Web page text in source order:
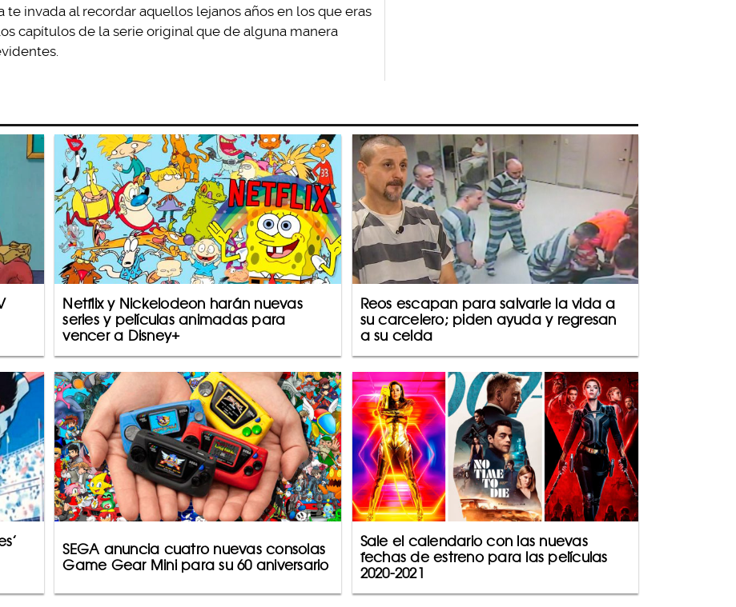
invada al recordar aquellos lejanos años en los que eras
capítulos de la serie original que de alguna manera
Netflix y Nickelodeon harán nuevas
series y películas animadas para
vencer a Disney+
Reos escapan para salvarle la vida a
su carcelero; piden ayuda y regresan
a su celda
SEGA anuncia cuatro nuevas consolas
Game Gear Mini para su 60 aniversario
Sale el calendario con las nuevas
fechas de estreno para las películas
2020-2021